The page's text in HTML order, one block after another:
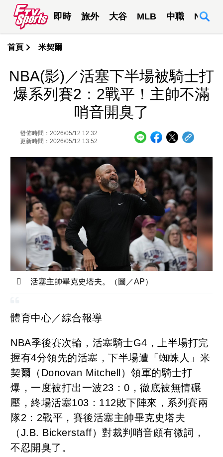
即時 旅外 大谷 MLB 中職 NBA
首頁 米契爾
NBA(影)／活塞下半場被騎士打
爆系列賽2：2戰平！主帥不滿
哨音開臭了
發佈時間：2026/05/12 12:32
更新時間：2026/05/12 13:52
活塞主帥畢克史塔夫。（圖／AP）
體育中心／綜合報導
NBA季後賽次輪，活塞騎士G4，上半場打完
握有4分領先的活塞，下半場遭「蜘蛛人」米
契爾（Donovan Mitchell）領軍的騎士打
爆，一度被打出一波23：0，徹底被無情碾
壓，終場活塞103：112敗下陣來，系列賽兩
隊2：2戰平，賽後活塞主帥畢克史塔夫
（J.B. Bickerstaff）對裁判哨音頗有微詞，
不忍開臭了。